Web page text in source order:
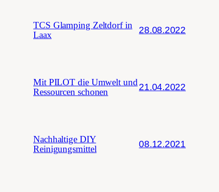
TCS Glamping Zeltdorf in
Laax
28.08.2022
Mit PILOT die Umwelt und
Ressourcen schonen
21.04.2022
Nachhaltige DIY
Reinigungsmittel
08.12.2021